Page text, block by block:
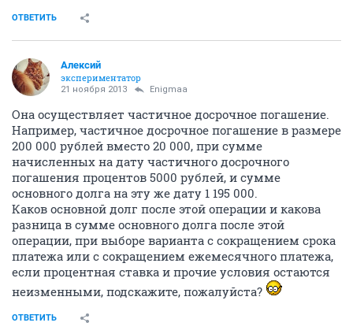
ОТВЕТИТЬ
Алексий
экспериментатор
21 ноября 2013 Enigmaa
Она осуществляет частичное досрочное погашение.
Например, частичное досрочное погашение в размере
200 000 рублей вместо 20 000, при сумме
начисленных на дату частичного досрочного
погашения процентов 5000 рублей, и сумме
основного долга на эту же дату 1 195 000.
Каков основной долг после этой операции и какова
разница в сумме основного долга после этой
операции, при выборе варианта с сокращением срока
платежа или с сокращением ежемесячного платежа,
если процентная ставка и прочие условия остаются
неизменными, подскажите, пожалуйста?
ОТВЕТИТЬ